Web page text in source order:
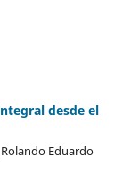
desde el
Eduardo